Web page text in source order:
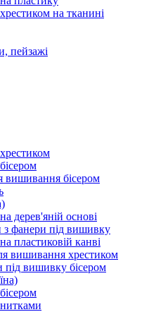
на тканині
пейзажі
вишивання бісером
дерев'яній основі
з фанери під вишивку
пластиковій канві
вишивання хрестиком
під вишивку бісером